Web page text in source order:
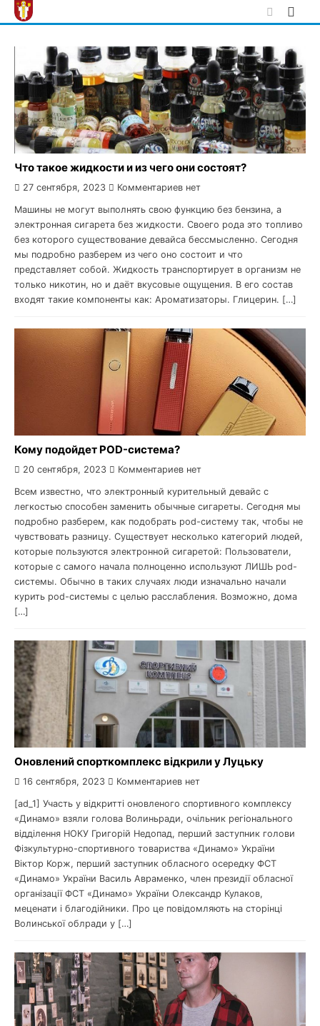
Skip
to
Что такое жидкости и из чего они состоят?
27 сентября, 2023 Комментариев нет
Машины не могут выполнять свою функцию без бензина, а
электронная сигарета без жидкости. Своего рода это топливо
без которого существование девайса бессмысленно. Сегодня
мы подробно разберем из чего оно состоит и что
представляет собой. Жидкость транспортирует в организм не
только никотин, но и даёт вкусовые ощущения. В его состав
входят такие компоненты как: Ароматизаторы. Глицерин. […]
Кому подойдет POD-система?
20 сентября, 2023 Комментариев нет
Всем известно, что электронный курительный девайс с
легкостью способен заменить обычные сигареты. Сегодня мы
подробно разберем, как подобрать pod-систему так, чтобы не
чувствовать разницу. Существует несколько категорий людей,
которые пользуются электронной сигаретой: Пользователи,
которые с самого начала полноценно используют ЛИШЬ pod-
системы. Обычно в таких случаях люди изначально начали
курить pod-системы с целью расслабления. Возможно, дома
[…]
Оновлений спорткомплекс відкрили у Луцьку
16 сентября, 2023 Комментариев нет
[ad_1] Участь у відкритті оновленого спортивного комплексу
«Динамо» взяли голова Волиньради, очільник регіонального
відділення НОКУ Григорій Недопад, перший заступник голови
Фізкультурно-спортивного товариства «Динамо» України
Віктор Корж, перший заступник обласного осередку ФСТ
«Динамо» України Василь Авраменко, член президії обласної
організації ФСТ «Динамо» України Олександр Кулаков,
меценати і благодійники. Про це повідомляють на сторінці
Волинської облради у […]